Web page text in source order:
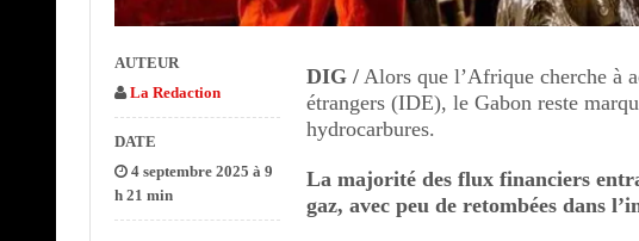
DIG / Alors que l’Afrique cherche à
étrangers (IDE), le Gabon reste
hydrocarbures.
La majorité des flux financiers
gaz, avec peu de retombées dans
AUTEUR
La Redaction
DATE
4 septembre 2025 à 9
h 21 min